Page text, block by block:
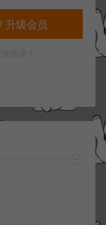
升级会员